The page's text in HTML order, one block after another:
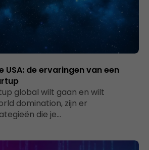
USA: de ervaringen van een
global wilt gaan en wilt
domination, zijn er
die je…